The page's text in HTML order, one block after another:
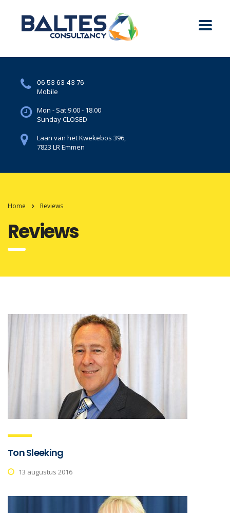
06 53 63 43 76
Mobile
Mon - Sat 9.00 - 18.00
Sunday CLOSED
Laan van het Kwekebos 396,
7823 LR Emmen
Home Reviews
Reviews
Ton Sleeking
13 augustus 2016